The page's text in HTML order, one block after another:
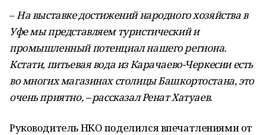
–На выставке достижений народного хозяйства в
Уфе мы представляем туристический и
промышленный потенциал нашего региона.
Кстати, питьевая вода из Карачаево-Черкесии есть
во многих магазинах столицы Башкортостана, это
очень приятно, – рассказал Ренат Хатуаев.
Руководитель НКО поделился впечатлениями от